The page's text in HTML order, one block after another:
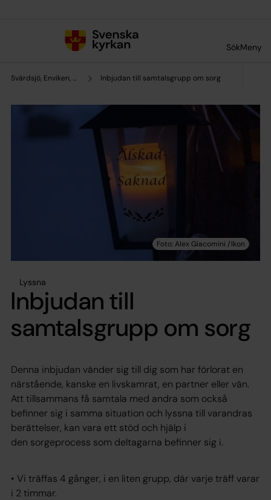
SökMeny
Svärdsjö, Enviken, Sundborns pastorat Inbjudan till samtalsgrupp om sorg
Lyssna
Inbjudan till
samtalsgrupp om sorg
Denna inbjudan vänder sig till dig som har förlorat en
närstående, kanske en livskamrat, en partner eller vän.
Att tillsammans få samtala med andra som också
befinner sig i samma situation och lyssna till varandras
berättelser, kan vara ett stöd och hjälp i
den sorgeprocess som deltagarna befinner sig i.
• Vi träffas 4 gånger, i en liten grupp, där varje träff varar
i 2 timmar.